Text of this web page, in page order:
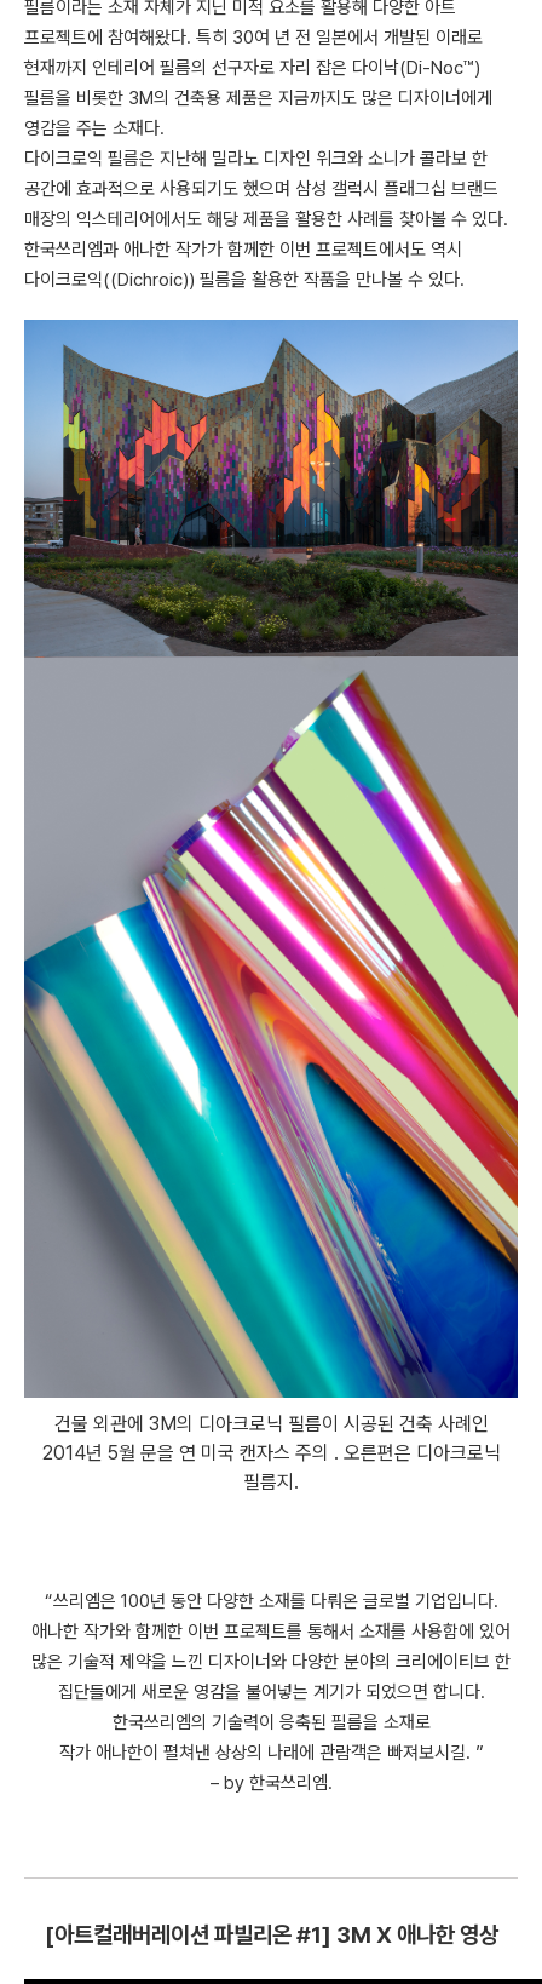
필름이라는 소재 자체가 지닌 미적 요소를 활용해 다양한 아트
프로젝트에 참여해왔다. 특히 30여 년 전 일본에서 개발된 이래로
현재까지 인테리어 필름의 선구자로 자리 잡은 다이낙(Di-Noc™)
필름을 비롯한 3M의 건축용 제품은 지금까지도 많은 디자이너에게
영감을 주는 소재다.
다이크로익 필름은 지난해 밀라노 디자인 위크와 소니가 콜라보 한
공간에 효과적으로 사용되기도 했으며 삼성 갤럭시 플래그십 브랜드
매장의 익스테리어에서도 해당 제품을 활용한 사례를 찾아볼 수 있다.
한국쓰리엠과 애나한 작가가 함께한 이번 프로젝트에서도 역시
다이크로익((Dichroic)) 필름을 활용한 작품을 만나볼 수 있다.
건물 외관에 3M의 디아크로닉 필름이 시공된 건축 사례인
2014년 5월 문을 연 미국 캔자스 주의 . 오른편은 디아크로닉
필름지.
“쓰리엠은 100년 동안 다양한 소재를 다뤄온 글로벌 기업입니다.
애나한 작가와 함께한 이번 프로젝트를 통해서 소재를 사용함에 있어
많은 기술적 제약을 느낀 디자이너와 다양한 분야의 크리에이티브 한
집단들에게 새로운 영감을 불어넣는 계기가 되었으면 합니다.
한국쓰리엠의 기술력이 응축된 필름을 소재로
작가 애나한이 펼쳐낸 상상의 나래에 관람객은 빠져보시길. ”
– by 한국쓰리엠.
[아트컬래버레이션 파빌리온 #1] 3M X 애나한 영상